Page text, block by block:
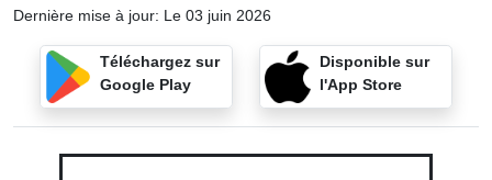
Dernière mise à jour: Le 03 juin 2026
Téléchargez sur
Google Play
Disponible sur
l'App Store